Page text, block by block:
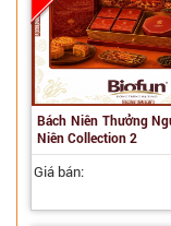
Bách Niên Thưởng
Niên Collection 2
Giá bán: